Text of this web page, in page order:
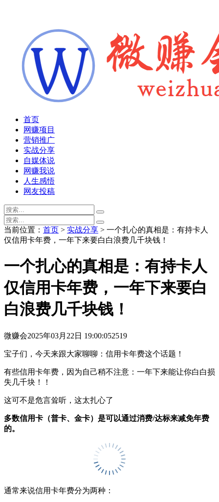
首页
网赚项目
营销推广
实战分享
自媒体说
网赚我说
人生感悟
网友投稿
当前位置： 首页 > 实战分享 > 一个扎心的真相是：有持卡人
仅信用卡年费，一年下来要白白浪费几千块钱！
一个扎心的真相是：有持卡人
仅信用卡年费，一年下来要白
白浪费几千块钱！
微赚会2025年03月22日 19:00:052519
宝子们，今天来跟大家聊聊：信用卡年费这个话题！
有些信用卡年费，因为自己稍不注意：一年下来能让你白白损
失几千块！！
这可不是危言耸听，这太扎心了
多数信用卡（普卡、金卡）是可以通过消费/达标来减免年费
的。
通常来说信用卡年费分为两种：